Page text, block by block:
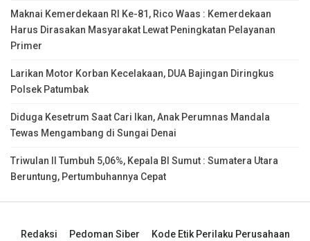
Maknai Kemerdekaan RI Ke-81, Rico Waas : Kemerdekaan
Harus Dirasakan Masyarakat Lewat Peningkatan Pelayanan
Primer
Larikan Motor Korban Kecelakaan, DUA Bajingan Diringkus
Polsek Patumbak
Diduga Kesetrum Saat Cari Ikan, Anak Perumnas Mandala
Tewas Mengambang di Sungai Denai
Triwulan II Tumbuh 5,06%, Kepala BI Sumut : Sumatera Utara
Beruntung, Pertumbuhannya Cepat
Redaksi Pedoman Siber Kode Etik Perilaku Perusahaan